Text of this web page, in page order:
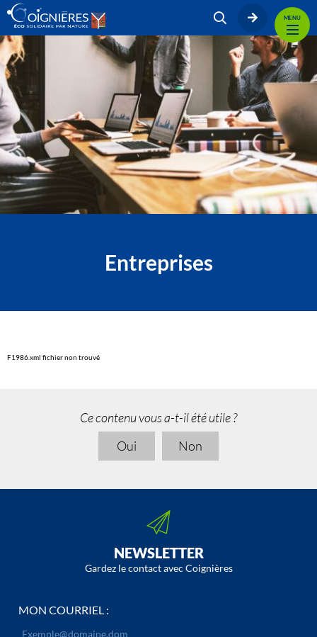
MENU
Entreprises
F1986.xml fichier non trouvé
Ce contenu vous a-t-il été utile ?
Oui
Non
NEWSLETTER
Gardez le contact avec Coignières
MON COURRIEL :